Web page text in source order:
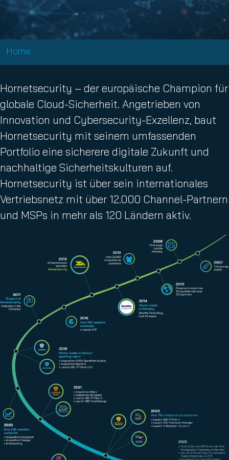
Home
Hornetsecurity – der europäische Champion für
globale Cloud-Sicherheit. Angetrieben von
Innovation und Cybersecurity-Exzellenz, baut
Hornetsecurity mit seinem umfassenden
Portfolio eine sicherere digitale Zukunft und
nachhaltige Sicherheitskulturen auf.
Hornetsecurity ist über sein internationales
Vertriebsnetz mit über 12.000 Channel-Partnern
und MSPs in mehr als 120 Ländern aktiv.